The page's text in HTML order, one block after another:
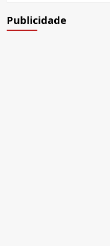
chega
Publicidade